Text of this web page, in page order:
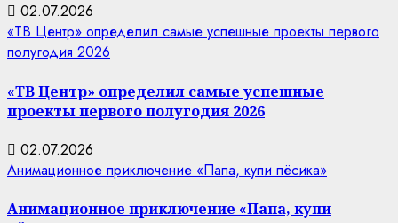
02.07.2026
«ТВ Центр» определил самые успешные проекты первого
полугодия 2026
«ТВ Центр» определил самые успешные
проекты первого полугодия 2026
02.07.2026
Анимационное приключение «Папа, купи пёсика»
Анимационное приключение «Папа, купи